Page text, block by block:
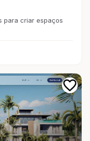
para criar espaços